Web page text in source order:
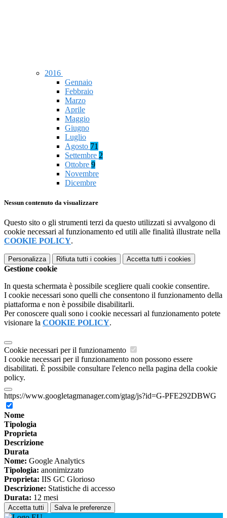
2016
Gennaio
Febbraio
Marzo
Aprile
Maggio
Giugno
Luglio
Agosto 71
Settembre 2
Ottobre 9
Novembre
Dicembre
Nessun contenuto da visualizzare
Questo sito o gli strumenti terzi da questo utilizzati si avvalgono di
cookie necessari al funzionamento ed utili alle finalità illustrate nella
COOKIE POLICY.
Personalizza Rifiuta tutti i cookies Accetta tutti i cookies
Gestione cookie
In questa schermata è possibile scegliere quali cookie consentire.
I cookie necessari sono quelli che consentono il funzionamento della
piattaforma e non è possibile disabilitarli.
Per conoscere quali sono i cookie necessari al funzionamento potete
visionare la COOKIE POLICY.
Cookie necessari per il funzionamento
I cookie necessari per il funzionamento non possono essere
disabilitati. È possibile consultare l'elenco nella pagina della cookie
policy.
https://www.googletagmanager.com/gtag/js?id=G-PFE292DBWG
Nome
Tipologia
Proprieta
Descrizione
Durata
Nome: Google Analytics
Tipologia: anonimizzato
Proprieta: IIS GC Glorioso
Descrizione: Statistiche di accesso
Durata: 12 mesi
Accetta tutti Salva le preferenze